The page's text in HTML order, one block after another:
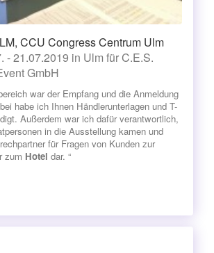
CCU Congress Centrum Ulm
- 21.07.2019 in Ulm für C.E.S.
GmbH
war der Empfang und die Anmeldung
habe ich Ihnen Händlerunterlagen und T-
Außerdem war ich dafür verantwortlich,
in die Ausstellung kamen und
für Fragen von Kunden zur
zum Hotel dar. “